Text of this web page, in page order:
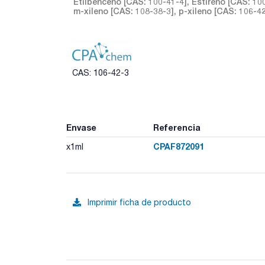
m-xileno [CAS: 108-38-3], p-xileno [CAS: 106-
CAS: 106-42-3
Envase Referencia
x1ml CPAF872091
Imprimir ficha de producto